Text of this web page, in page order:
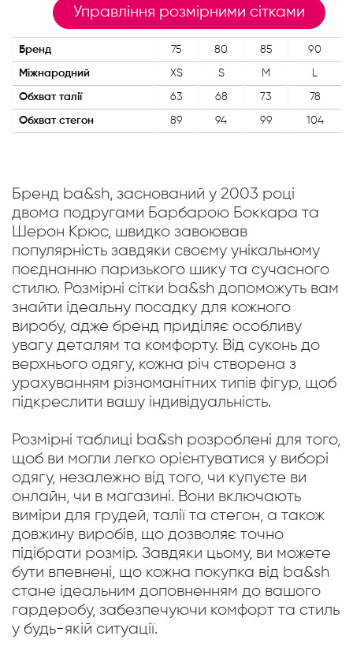
Управління розмірними сітками
Бренд 75 80 85 90
Міжнародний XS S M L
Обхват талії 63 68 73 78
Обхват стегон 89 94 99 104
Бренд ba&sh, заснований у 2003 році
двома подругами Барбарою Боккара та
Шерон Крюс, швидко завоював
популярність завдяки своєму унікальному
поєднанню паризького шику та сучасного
стилю. Розмірні сітки ba&sh допоможуть вам
знайти ідеальну посадку для кожного
виробу, адже бренд приділяє особливу
увагу деталям та комфорту. Від суконь до
верхнього одягу, кожна річ створена з
урахуванням різноманітних типів фігур, щоб
підкреслити вашу індивідуальність.
Розмірні таблиці ba&sh розроблені для того,
щоб ви могли легко орієнтуватися у виборі
одягу, незалежно від того, чи купуєте ви
онлайн, чи в магазині. Вони включають
виміри для грудей, талії та стегон, а також
довжину виробів, що дозволяє точно
підібрати розмір. Завдяки цьому, ви можете
бути впевнені, що кожна покупка від ba&sh
стане ідеальним доповненням до вашого
гардеробу, забезпечуючи комфорт та стиль
у будь-якій ситуації.